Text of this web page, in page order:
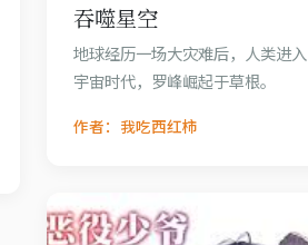
吞噬星空
地球经历一场大灾难后，人类进入
宇宙时代，罗峰崛起于草根。
作者：我吃西红柿